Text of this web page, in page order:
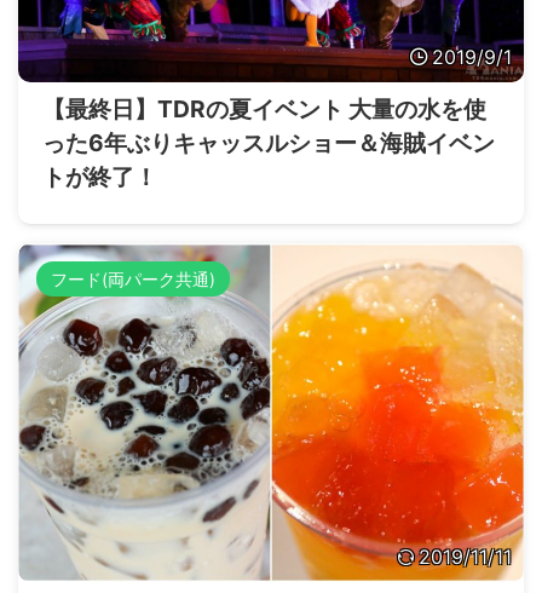
2019/9/1
【最終日】TDRの夏イベント 大量の水を使
った6年ぶりキャッスルショー＆海賊イベン
トが終了！
フード(両パーク共通)
2019/11/11